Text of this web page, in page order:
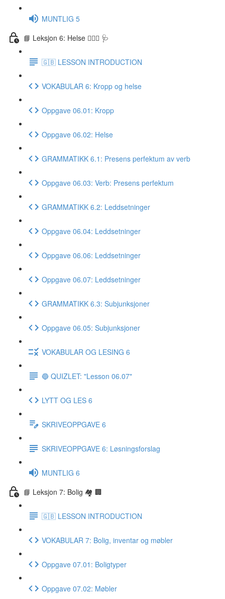
MUNTLIG 5
📘 Leksjon 6: Helse 🏃🏻‍♀️ 🩺
🇬🇧 LESSON INTRODUCTION
VOKABULAR 6: Kropp og helse
Oppgave 06.01: Kropp
Oppgave 06.02: Helse
GRAMMATIKK 6.1: Presens perfektum av verb
Oppgave 06.03: Verb: Presens perfektum
GRAMMATIKK 6.2: Leddsetninger
Oppgave 06.04: Leddsetninger
Oppgave 06.06: Leddsetninger
Oppgave 06.07: Leddsetninger
GRAMMATIKK 6.3: Subjunksjoner
Oppgave 06.05: Subjunksjoner
VOKABULAR OG LESING 6
🔵 QUIZLET: "Lesson 06.07"
LYTT OG LES 6
SKRIVEOPPGAVE 6
SKRIVEOPPGAVE 6: Løsningsforslag
MUNTLIG 6
📘 Leksjon 7: Bolig 🏘 🏢
🇬🇧 LESSON INTRODUCTION
VOKABULAR 7: Bolig, inventar og møbler
Oppgave 07.01: Boligtyper
Oppgave 07.02: Møbler